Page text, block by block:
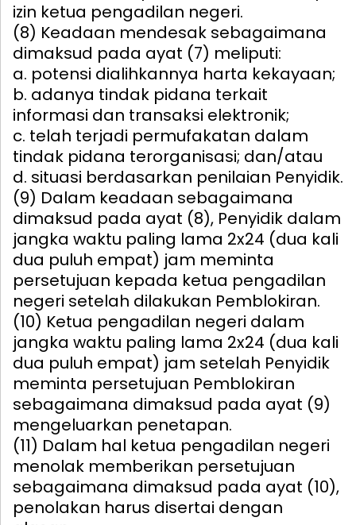
izin ketua pengadilan negeri.
(8) Keadaan mendesak sebagaimana
dimaksud pada ayat (7) meliputi:
a. potensi dialihkannya harta kekayaan;
b. adanya tindak pidana terkait
informasi dan transaksi elektronik;
c. telah terjadi permufakatan dalam
tindak pidana terorganisasi; dan/atau
d. situasi berdasarkan penilaian Penyidik.
(9) Dalam keadaan sebagaimana
dimaksud pada ayat (8), Penyidik dalam
jangka waktu paling lama 2x24 (dua kali
dua puluh empat) jam meminta
persetujuan kepada ketua pengadilan
negeri setelah dilakukan Pemblokiran.
(10) Ketua pengadilan negeri dalam
jangka waktu paling lama 2x24 (dua kali
dua puluh empat) jam setelah Penyidik
meminta persetujuan Pemblokiran
sebagaimana dimaksud pada ayat (9)
mengeluarkan penetapan.
(11) Dalam hal ketua pengadilan negeri
menolak memberikan persetujuan
sebagaimana dimaksud pada ayat (10),
penolakan harus disertai dengan